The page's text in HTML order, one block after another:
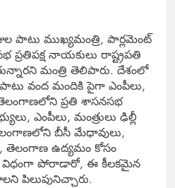
పాటు ముఖ్యమంత్రి, పార్లమెంట్
ప్రతిపక్ష నాయకులు రాష్ట్రపతి
మంత్రి తెలిపారు. దేశంలో
పాటు వంద మందికి పైగా ఎంపీలు,
ప్రతి శాసనసభ
ఎంపీలు, మంత్రులు ఢిల్లీ
బీసీ మేధావులు,
తెలంగాణ ఉద్యమం కోసం
పోరాడారో, ఈ కీలకమైన
పిలుపునిచ్చారు.